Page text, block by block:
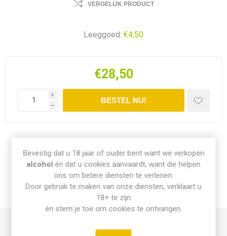
VERGELIJK PRODUCT
Leeggoed: €4,50
€28,50
i
h
INFO PICK-UP & LEVERING
Bevestig dat u 18 jaar of ouder bent want we verkopen
alcohol én dat u cookies aanvaardt, want die helpen
ons om betere diensten te verlenen.
Door gebruik te maken van onze diensten, verklaart u
18+ te zijn
én stem je toe om cookies te ontvangen.